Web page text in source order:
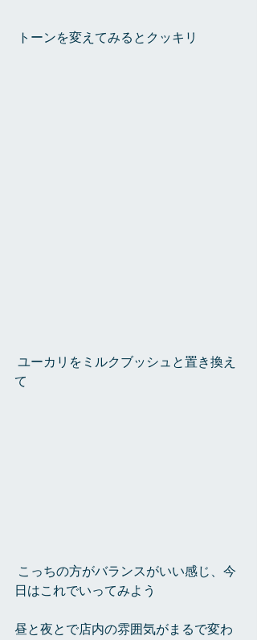
トーンを変えてみるとクッキリ
て
日はこれでいってみよう
昼と夜とで店内の雰囲気がまるで変わ